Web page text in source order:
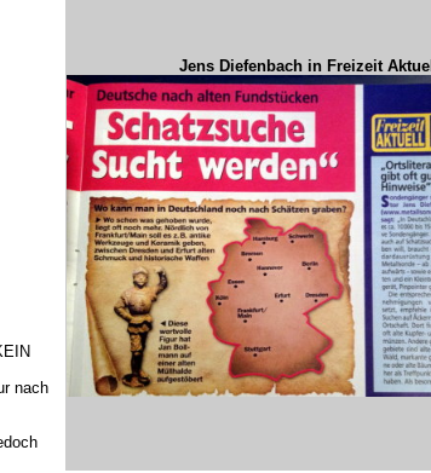
nach
Jens Diefenbach in Freizeit Aktuell